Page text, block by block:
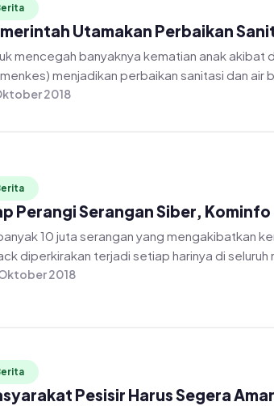
Utamakan Perbaikan
mencegah banyaknya kematian anak
menjadikan perbaikan sanitasi dan air
2018
Perangi Serangan Siber,
10 juta serangan yang mengakibatkan
diperkirakan terjadi setiap harinya di seluruh
2018
Pesisir Harus Segera